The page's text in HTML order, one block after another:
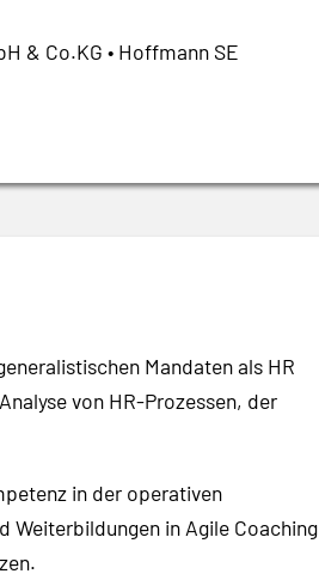
& Co.KG • Hoffmann SE
Mandaten als HR
von HR-Prozessen, der
in der operativen
Weiterbildungen in Agile Coaching